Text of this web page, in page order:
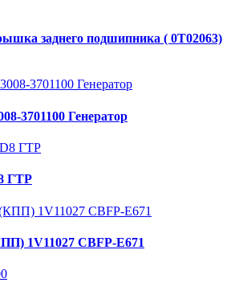
заднего подшипника ( 0Т02063)
3701100 Генератор
ГТР
1V11027 CBFP-E671